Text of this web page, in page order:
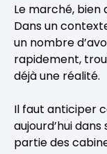
Le marché, bien
Dans un
un nombre
rapidement,
déjà une réalité.
Il faut anticiper
aujourd’hui
partie des